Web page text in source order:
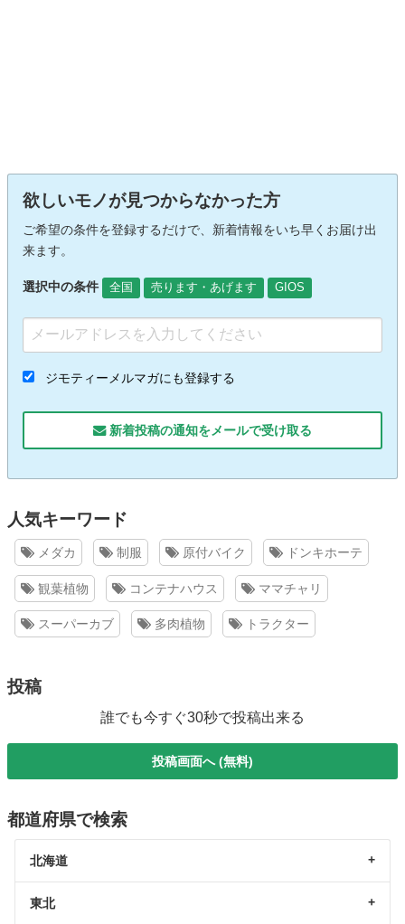
欲しいモノが見つからなかった方
ご希望の条件を登録するだけで、新着情報をいち早くお届け出
来ます。
選択中の条件 全国 売ります・あげます GIOS
ジモティーメルマガにも登録する
新着投稿の通知をメールで受け取る
人気キーワード
メダカ 制服 原付バイク ドンキホーテ
観葉植物 コンテナハウス ママチャリ
スーパーカブ 多肉植物 トラクター
投稿
誰でも今すぐ30秒で投稿出来る
投稿画面へ (無料)
都道府県で検索
北海道
東北